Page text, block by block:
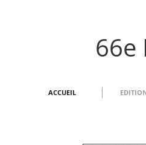
66e
ACCUEIL